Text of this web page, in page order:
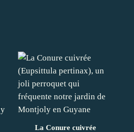
La Conure cuivrée